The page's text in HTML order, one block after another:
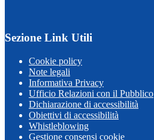
Sezione Link Utili
Cookie policy
Note legali
Informativa Privacy
Ufficio Relazioni con il Pubblico
Dichiarazione di accessibilità
Obiettivi di accessibilità
Whistleblowing
Gestione consensi cookie